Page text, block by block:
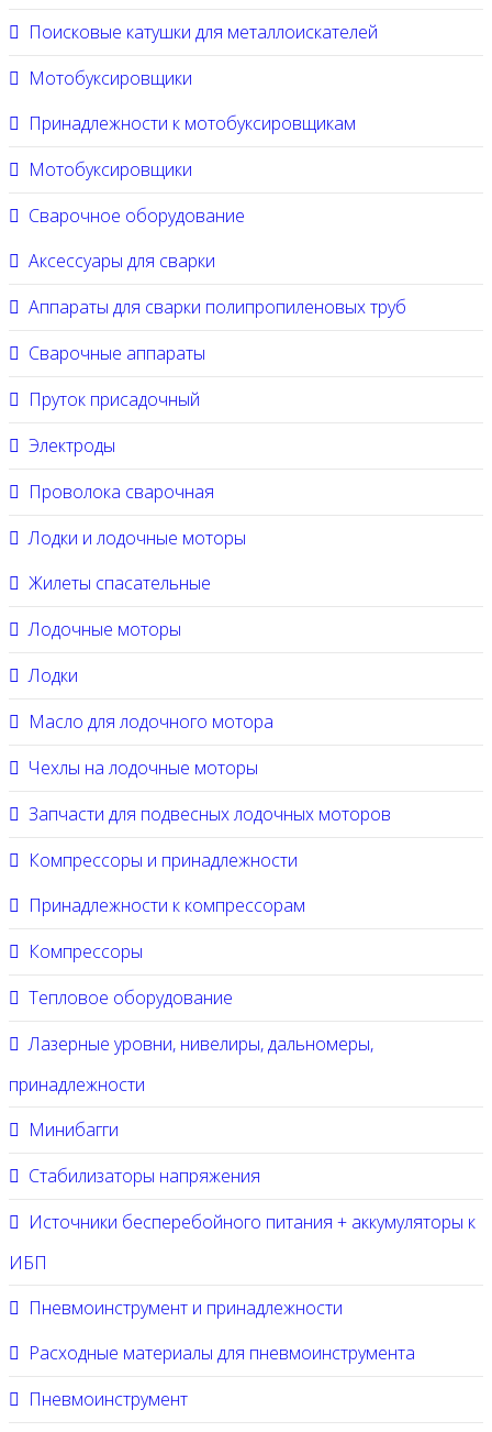
Поисковые катушки для металлоискателей
Мотобуксировщики
Принадлежности к мотобуксировщикам
Мотобуксировщики
Сварочное оборудование
Аксессуары для сварки
Аппараты для сварки полипропиленовых труб
Сварочные аппараты
Пруток присадочный
Электроды
Проволока сварочная
Лодки и лодочные моторы
Жилеты спасательные
Лодочные моторы
Лодки
Масло для лодочного мотора
Чехлы на лодочные моторы
Запчасти для подвесных лодочных моторов
Компрессоры и принадлежности
Принадлежности к компрессорам
Компрессоры
Тепловое оборудование
Лазерные уровни, нивелиры, дальномеры,
принадлежности
Минибагги
Стабилизаторы напряжения
Источники бесперебойного питания + аккумуляторы к
ИБП
Пневмоинструмент и принадлежности
Расходные материалы для пневмоинструмента
Пневмоинструмент